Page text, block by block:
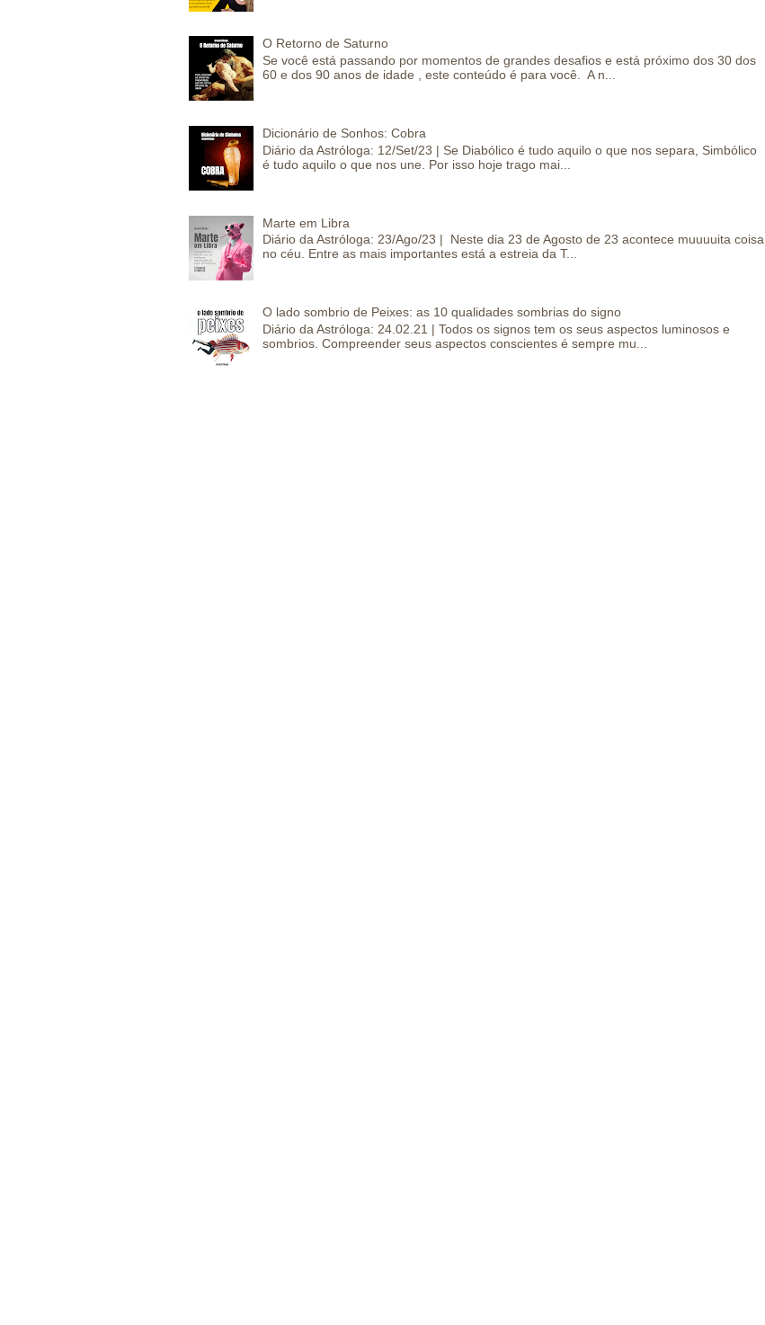
O Retorno de Saturno
Se você está passando por momentos de grandes desafios e está próximo dos 30 dos
60 e dos 90 anos de idade , este conteúdo é para você. A n...
Dicionário de Sonhos: Cobra
Diário da Astróloga: 12/Set/23 | Se Diabólico é tudo aquilo o que nos separa, Simbólico
é tudo aquilo o que nos une. Por isso hoje trago mai...
Marte em Libra
Diário da Astróloga: 23/Ago/23 | Neste dia 23 de Agosto de 23 acontece muuuuita coisa
no céu. Entre as mais importantes está a estreia da T...
O lado sombrio de Peixes: as 10 qualidades sombrias do signo
Diário da Astróloga: 24.02.21 | Todos os signos tem os seus aspectos luminosos e
sombrios. Compreender seus aspectos conscientes é sempre mu...